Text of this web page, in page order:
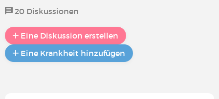
20 Diskussionen
Eine Diskussion erstellen
Eine Krankheit hinzufügen